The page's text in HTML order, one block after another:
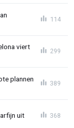
114
viert
299
plannen
389
uit 368